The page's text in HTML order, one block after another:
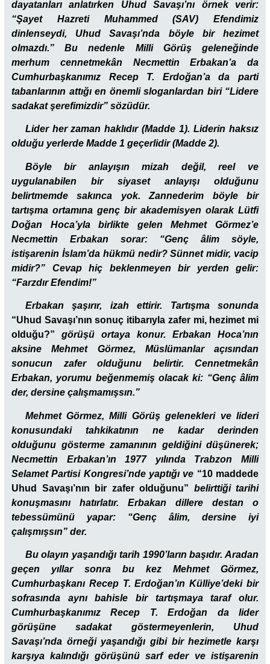
dayatanları anlatırken Uhud Savaşı’nı örnek verir:
“Şayet Hazreti Muhammed (SAV) Efendimiz
dinlenseydi, Uhud Savaşı’nda böyle bir hezimet
olmazdı.” Bu nedenle Milli Görüş geleneğinde
merhum cennetmekân Necmettin Erbakan’a da
Cumhurbaşkanımız Recep T. Erdoğan’a da parti
tabanlarının attığı en önemli sloganlardan biri “Lidere
sadakat şerefimizdir” sözüdür.
Lider her zaman haklıdır (Madde 1). Liderin haksız
olduğu yerlerde Madde 1 geçerlidir (Madde 2).
Böyle bir anlayışın mizah değil, reel ve
uygulanabilen bir siyaset anlayışı olduğunu
belirtmemde sakınca yok. Zannederim böyle bir
tartışma ortamına genç bir akademisyen olarak Lütfi
Doğan Hoca’yla birlikte gelen Mehmet Görmez’e
Necmettin Erbakan sorar: “Genç âlim söyle,
istişarenin İslam’da hükmü nedir? Sünnet midir, vacip
midir?” Cevap hiç beklenmeyen bir yerden gelir:
“Farzdır Efendim!”
Erbakan şaşırır, izah ettirir. Tartışma sonunda
“Uhud Savaşı’nın sonuç itibarıyla zafer mi, hezimet mi
olduğu?” görüşü ortaya konur. Erbakan Hoca’nın
aksine Mehmet Görmez, Müslümanlar açısından
sonucun zafer olduğunu belirtir. Cennetmekân
Erbakan, yorumu beğenmemiş olacak ki: “Genç âlim
der, dersine çalışmamışsın.”
Mehmet Görmez, Milli Görüş gelenekleri ve lideri
konusundaki tahkikatının ne kadar derinden
olduğunu gösterme zamanının geldiğini düşünerek;
Necmettin Erbakan’ın 1977 yılında Trabzon Milli
Selamet Partisi Kongresi’nde yaptığı ve “10 maddede
Uhud Savaşı’nın bir zafer olduğunu” belirttiği tarihi
konuşmasını hatırlatır. Erbakan dillere destan o
tebessümünü yapar: “Genç âlim, dersine iyi
çalışmışsın” der.
Bu olayın yaşandığı tarih 1990’ların başıdır. Aradan
geçen yıllar sonra bu kez Mehmet Görmez,
Cumhurbaşkanı Recep T. Erdoğan’ın Külliye’deki bir
sofrasında aynı bahisle bir tartışmaya taraf olur.
Cumhurbaşkanımız Recep T. Erdoğan da lider
görüşüne sadakat göstermeyenlerin, Uhud
Savaşı’nda örneği yaşandığı gibi bir hezimetle karşı
karşıya kalındığı görüşünü sarf eder ve istişarenin